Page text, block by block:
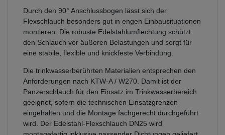
Durch den 90° Anschlussbogen lässt sich der
Flexschlauch besonders gut in engen Einbausituationen
montieren. Die robuste Edelstahlumflechtung schützt
den Schlauch vor äußeren Belastungen und sorgt für
eine stabile, flexible und knickfeste Verbindung.
Die trinkwasserberührten Materialien entsprechen den
Anforderungen nach KTW-A / W270. Damit ist der
Panzerschlauch für den Einsatz im Trinkwasserbereich
geeignet, sofern die technischen Einsatzgrenzen
eingehalten und die Montage fachgerecht durchgeführt
wird. Der Edelstahl-Flexschlauch DN25 wird